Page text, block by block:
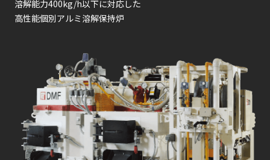
溶解能力400kg/h以下に対応した
高性能個別アルミ溶解保持炉